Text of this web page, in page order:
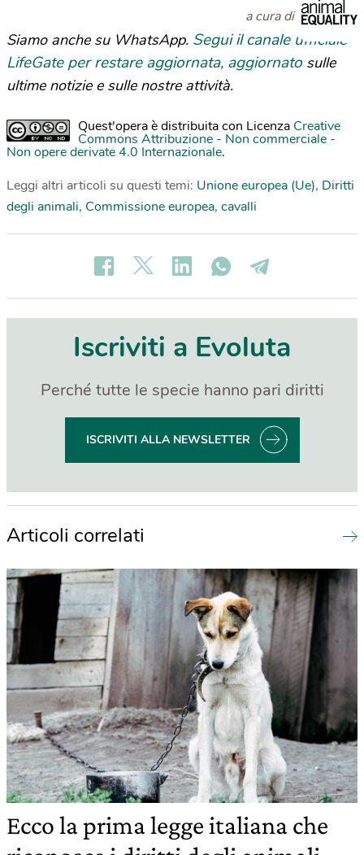
a cura di
Siamo anche su WhatsApp. Segui il canale ufficiale
LifeGate per restare aggiornata, aggiornato sulle
ultime notizie e sulle nostre attività.
Quest'opera è distribuita con Licenza Creative
Commons Attribuzione - Non commerciale -
Non opere derivate 4.0 Internazionale.
Leggi altri articoli su questi temi: Unione europea (Ue), Diritti
degli animali, Commissione europea, cavalli
Iscriviti a Evoluta
Perché tutte le specie hanno pari diritti
ISCRIVITI ALLA NEWSLETTER
Articoli correlati
Ecco la prima legge italiana che